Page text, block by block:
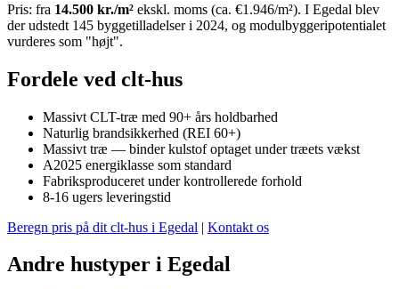
Pris: fra 14.500 kr./m² ekskl. moms (ca. €1.946/m²). I Egedal blev
der udstedt 145 byggetilladelser i 2024, og modulbyggeripotentialet
vurderes som "højt".
Fordele ved clt-hus
Massivt CLT-træ med 90+ års holdbarhed
Naturlig brandsikkerhed (REI 60+)
Massivt træ — binder kulstof optaget under træets vækst
A2025 energiklasse som standard
Fabriksproduceret under kontrollerede forhold
8-16 ugers leveringstid
Beregn pris på dit clt-hus i Egedal | Kontakt os
Andre hustyper i Egedal